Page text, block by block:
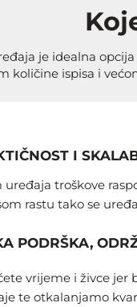
je idealna
količine ispisa i
I
uređaja troškove
rastu tako se
PODRŠKA,
vrijeme i živce jer
te otkalanjamo